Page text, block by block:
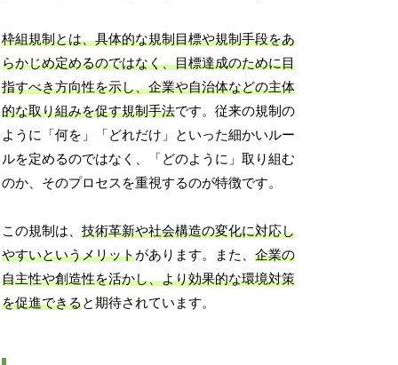
枠組規制とは、具体的な規制目標や規制手段をあ
らかじめ定めるのではなく、目標達成のために目
指すべき方向性を示し、企業や自治体などの主体
的な取り組みを促す規制手法です。従来の規制の
ように「何を」「どれだけ」といった細かいルー
ルを定めるのではなく、「どのように」取り組む
のか、そのプロセスを重視するのが特徴です。
この規制は、技術革新や社会構造の変化に対応し
やすいというメリットがあります。また、企業の
自主性や創造性を活かし、より効果的な環境対策
を促進できると期待されています。